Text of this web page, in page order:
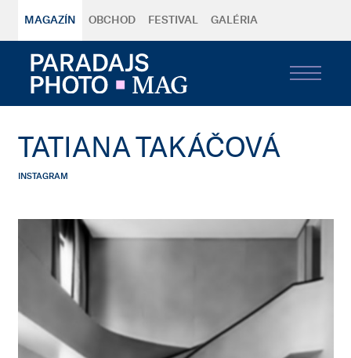
MAGAZÍN OBCHOD FESTIVAL GALÉRIA
TATIANA TAKÁČOVÁ
INSTAGRAM